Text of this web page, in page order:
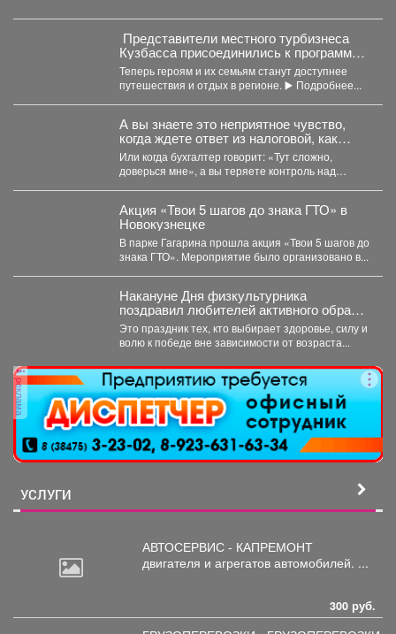
Представители местного турбизнеса
Кузбасса присоединились к программе
поддержки участников СВО и их
близкихне.
Теперь героям и их семьям станут доступнее
путешествия и отдых в регионе. ▶️ Подробнее...
А вы знаете это неприятное чувство,
когда ждете ответ из налоговой, как
приговор?
Или когда бухгалтер говорит: «Тут сложно,
доверься мне», а вы теряете контроль над
Акция «Твои 5 шагов до знака ГТО» в
Новокузнецке
В парке Гагарина прошла акция «Твои 5 шагов до
знака ГТО». Мероприятие было организовано в...
Накануне Дня физкультурника
поздравил любителей активного образа
жизни!
Это праздник тех, кто выбирает здоровье, силу и
волю к победе вне зависимости от возраста...
реклама
УСЛУГИ
АВТОСЕРВИС - КАПРЕМОНТ
двигателя и агрегатов автомобилей. ...
300 руб.